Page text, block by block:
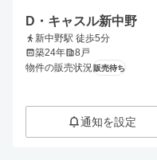
D・キャスル新中野
新中野駅 徒歩5分
築24年
8戸
物件の販売状況販売待ち
通知を設定